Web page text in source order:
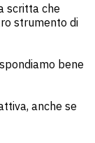
scritta che
strumento di
bene
anche se